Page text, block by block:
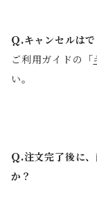
Q.キャンセルはで
ご利用ガイドの「
い。
Q.注文完了後に
か？